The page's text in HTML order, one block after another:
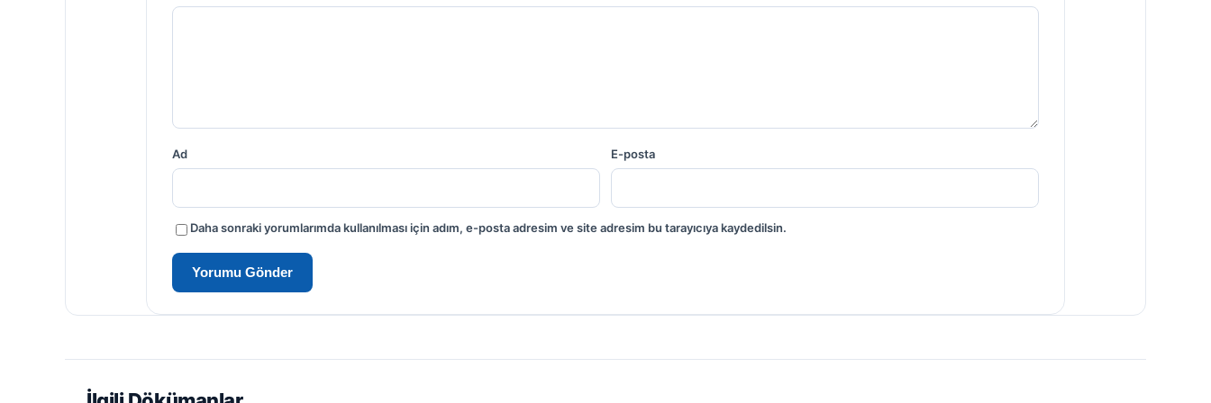
Ad E-posta
Daha sonraki yorumlarımda kullanılması için adım, e-posta adresim ve site adresim bu tarayıcıya kaydedilsin.